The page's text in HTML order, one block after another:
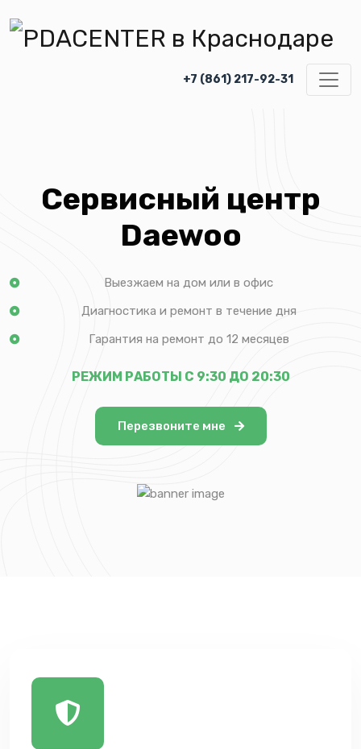
+7 (861) 217-92-31
Сервисный центр
Daewoo
Выезжаем на дом или в офис
Диагностика и ремонт в течение дня
Гарантия на ремонт до 12 месяцев
РЕЖИМ РАБОТЫ С 9:30 ДО 20:30
Перезвоните мне